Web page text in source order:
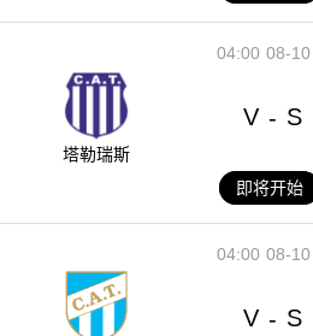
08-10
04:00
塔勒瑞斯
V - S
即将开始
08-10
04:00
V - S